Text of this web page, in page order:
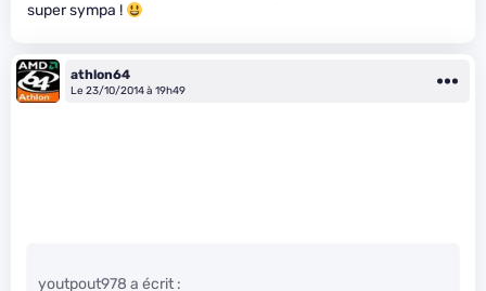
super sympa !
athlon64
Le 23/10/2014 à 19h49
youtpout978 a écrit :